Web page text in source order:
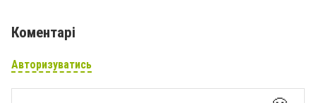
Коментарі
Авторизуватись